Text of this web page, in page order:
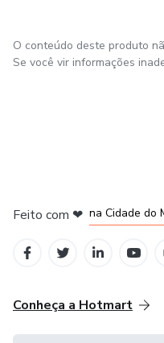
O conteúdo deste produto
Se você vir informações
Feito com ❤ na Cidade do
Conheça a Hotmart